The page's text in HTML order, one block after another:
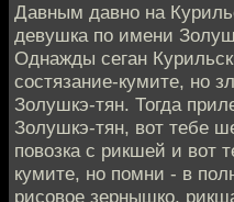
Давным давно на
девушка по имени
Однажды сеган
состязание-кумите, но
Золушкэ-тян. Тогда
Золушкэ-тян, вот тебе
повозка с рикшей и вот
кумите, но помни - в
рисовое зернышко,